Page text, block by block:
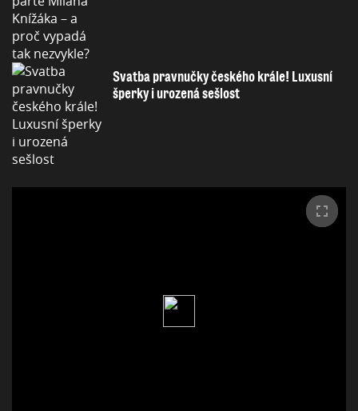
Svatba pravnučky českého krále! Luxusní
šperky i urozená sešlost